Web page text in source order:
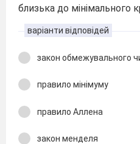
близька до мінімального
варіанти відповідей
закон обмежувального
правило мінімуму
правило Аллена
закон менделя